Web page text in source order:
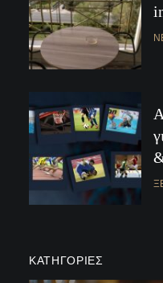
ΚΑΤΗΓΟΡΊΕΣ